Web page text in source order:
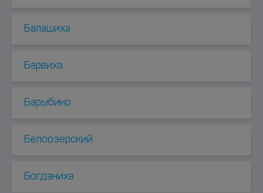
Балашиха
Барвиха
Барыбино
Белоозерский
Богданиха